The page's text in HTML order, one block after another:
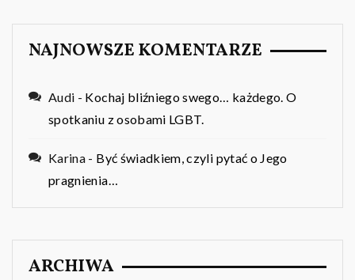
NAJNOWSZE KOMENTARZE
Audi - Kochaj bliźniego swego… każdego. O
spotkaniu z osobami LGBT.
Karina - Być świadkiem, czyli pytać o Jego
pragnienia…
ARCHIWA